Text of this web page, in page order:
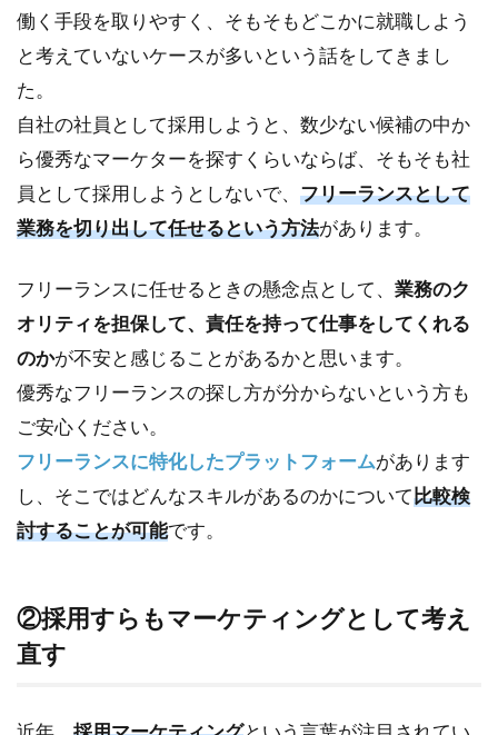
働く手段を取りやすく、そもそもどこかに就職しよう
と考えていないケースが多いという話をしてきまし
た。
自社の社員として採用しようと、数少ない候補の中か
ら優秀なマーケターを探すくらいならば、そもそも社
員として採用しようとしないで、 フリーランスとして
業務を切り出して任せるという方法があります。
フリーランスに任せるときの懸念点として、 業務のク
オリティを担保して、責任を持って仕事をしてくれる
のかが不安と感じることがあるかと思います。
優秀なフリーランスの探し方が分からないという方も
ご安心ください。
フリーランスに特化したプラットフォームがあります
し、そこではどんなスキルがあるのかについて比較検
討することが可能です。
②採用すらもマーケティングとして考え
直す